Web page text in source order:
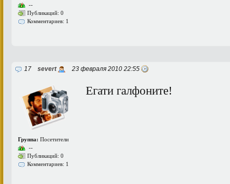
--
Публикаций: 0
Комментариев: 1
17 severt 23 февраля 2010 22:55
Группа: Посетители
--
Публикаций: 0
Комментариев: 1
Егати галфоните!